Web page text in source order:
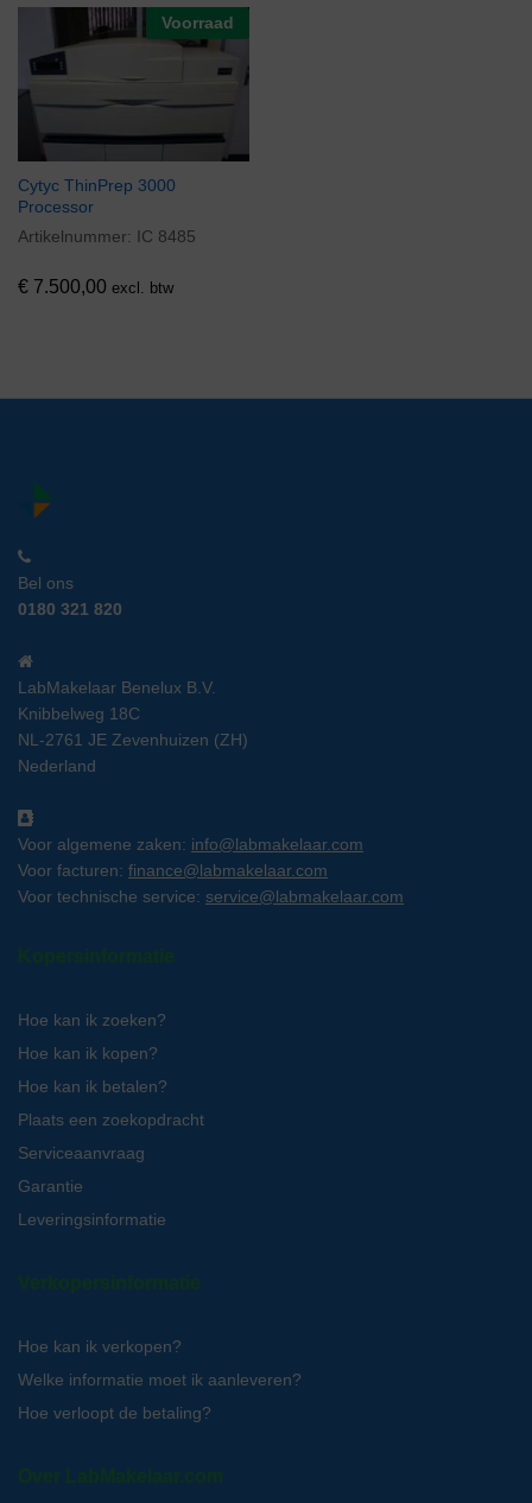
Voorraad
Cytyc ThinPrep 3000
Processor
Artikelnummer: IC 8485
€ 7.500,00 excl. btw
Bel ons
0180 321 820
LabMakelaar Benelux B.V.
Knibbelweg 18C
NL-2761 JE Zevenhuizen (ZH)
Nederland
Voor algemene zaken: info@labmakelaar.com
Voor facturen: finance@labmakelaar.com
Voor technische service: service@labmakelaar.com
Kopersinformatie
Hoe kan ik zoeken?
Hoe kan ik kopen?
Hoe kan ik betalen?
Plaats een zoekopdracht
Serviceaanvraag
Garantie
Leveringsinformatie
Verkopersinformatie
Hoe kan ik verkopen?
Welke informatie moet ik aanleveren?
Hoe verloopt de betaling?
Over LabMakelaar.com